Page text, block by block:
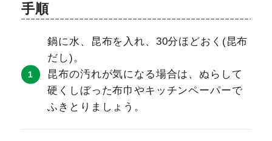
手順
鍋に水、昆布を入れ、30分ほどおく(昆布
だし)。
昆布の汚れが気になる場合は、ぬらして
硬くしぼった布巾やキッチンペーパーで
ふきとりましょう。